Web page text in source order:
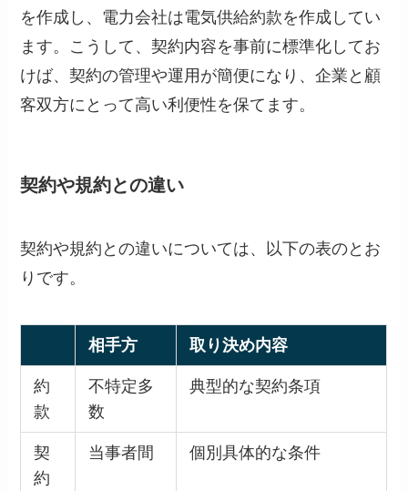
を作成し、電力会社は電気供給約款を作成してい
ます。こうして、契約内容を事前に標準化してお
けば、契約の管理や運用が簡便になり、企業と顧
客双方にとって高い利便性を保てます。
契約や規約との違い
契約や規約との違いについては、以下の表のとお
りです。
相手方 取り決め内容
約
款
不特定多
数
典型的な契約条項
契
約
当事者間 個別具体的な条件